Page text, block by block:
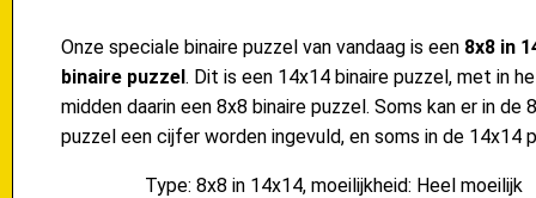
Onze speciale binaire puzzel van vandaag is een 8x8 in
binaire puzzel. Dit is een 14x14 binaire puzzel, met in
midden daarin een 8x8 binaire puzzel. Soms kan er in de
puzzel een cijfer worden ingevuld, en soms in de 14x14
Type: 8x8 in 14x14, moeilijkheid: Heel moeilijk